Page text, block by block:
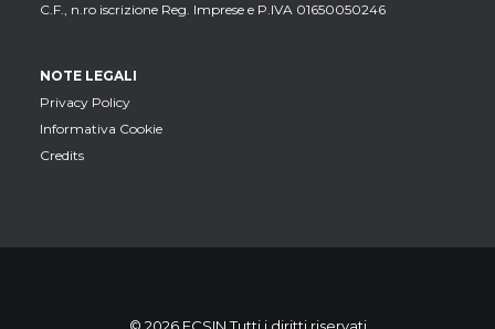
C.F., n.ro iscrizione Reg. Imprese e P.IVA 01650050246
NOTE LEGALI
Privacy Policy
Informativa Cookie
Credits